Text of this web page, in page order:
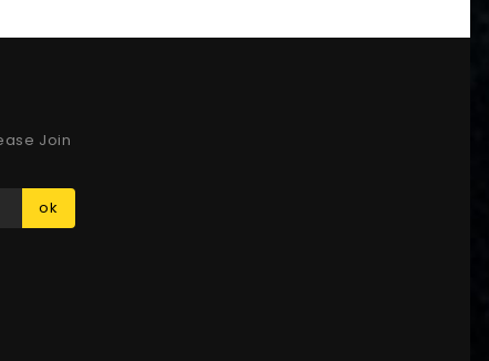
Join
ok